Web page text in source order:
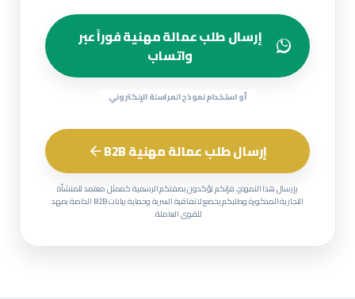
إرسال طلب عمالة مهنية فوراً عبر
واتساب
أو استخدام نموذج المراسلة الإلكتروني
إرسال طلب عمالة مهنية B2B
بإرسال هذا النموذج، فإنكم تؤكدون بصفتكم الرسمية كممثل معتمد للمنشأة
التجارية المذكورة وطلبكم يخضع لاتفاقية السرية وحماية بيانات B2B الخاصة بمهد
للقوى العاملة.